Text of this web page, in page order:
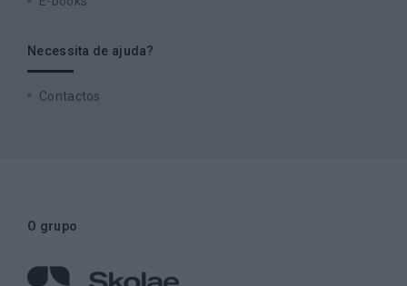
Necessita de ajuda?
Contactos
O grupo